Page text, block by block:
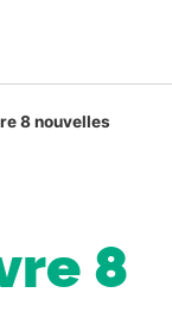
8 nouvelles
8